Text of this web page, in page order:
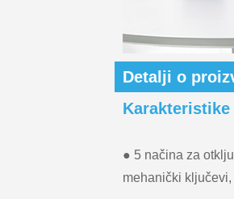
Detalji o
Karakteristike
● 5 načina za
mehanički